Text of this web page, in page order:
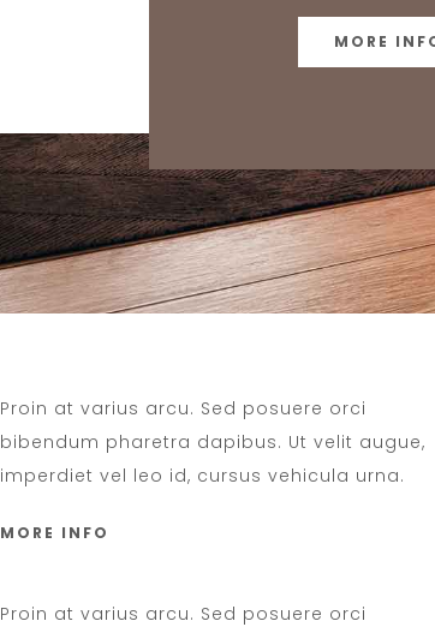
MORE
Proin at varius arcu. Sed posuere orci
bibendum pharetra dapibus. Ut velit augue,
imperdiet vel leo id, cursus vehicula urna.
MORE INFO
Proin at varius arcu. Sed posuere orci